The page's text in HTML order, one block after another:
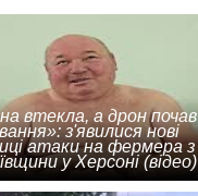
втекла, а дрон почав
з'явилися нові
атаки на фермера з
у Херсоні (відео)